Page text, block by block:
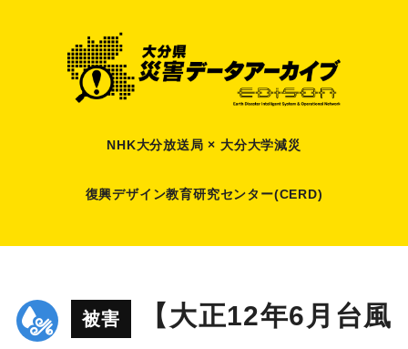
NHK大分放送局 × 大分大学減災
復興デザイン教育研究センター(CERD)
被害
【大正12年6月台風